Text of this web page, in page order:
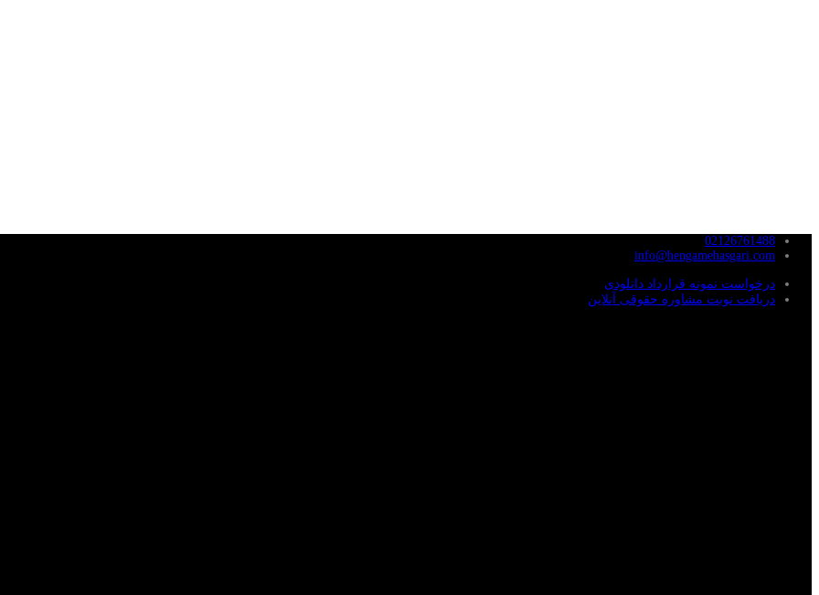
02126761488
info@hengamehasgari.com
درخواست نمونه قرارداد دانلودی
دریافت نوبت مشاوره حقوقی آنلاین